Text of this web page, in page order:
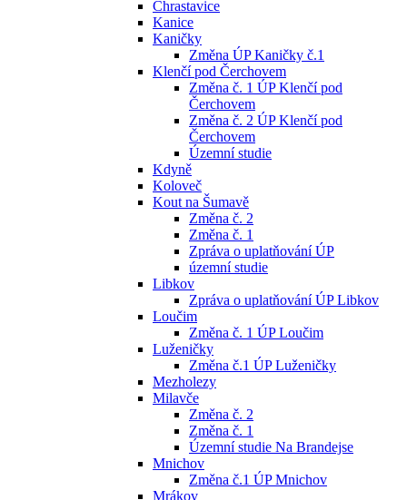
Chrastavice
Kanice
Kaničky
Změna ÚP Kaničky č.1
Klenčí pod Čerchovem
Změna č. 1 ÚP Klenčí pod
Čerchovem
Změna č. 2 ÚP Klenčí pod
Čerchovem
Územní studie
Kdyně
Koloveč
Kout na Šumavě
Změna č. 2
Změna č. 1
Zpráva o uplatňování ÚP
územní studie
Libkov
Zpráva o uplatňování ÚP Libkov
Loučim
Změna č. 1 ÚP Loučim
Luženičky
Změna č.1 ÚP Luženičky
Mezholezy
Milavče
Změna č. 2
Změna č. 1
Územní studie Na Brandejse
Mnichov
Změna č.1 ÚP Mnichov
Mrákov